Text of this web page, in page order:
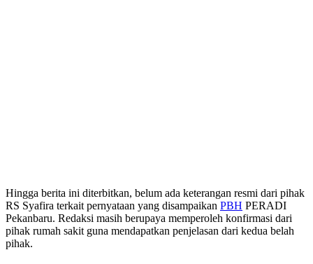
Hingga berita ini diterbitkan, belum ada keterangan resmi dari pihak
RS Syafira terkait pernyataan yang disampaikan PBH PERADI
Pekanbaru. Redaksi masih berupaya memperoleh konfirmasi dari
pihak rumah sakit guna mendapatkan penjelasan dari kedua belah
pihak.